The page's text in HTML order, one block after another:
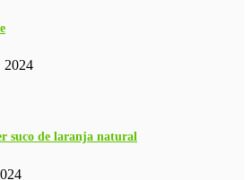
2024
suco de laranja natural